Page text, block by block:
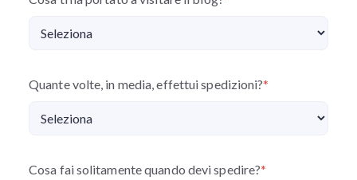
Quante volte, in media, effettui spedizioni?*
Cosa fai solitamente quando devi spedire?*